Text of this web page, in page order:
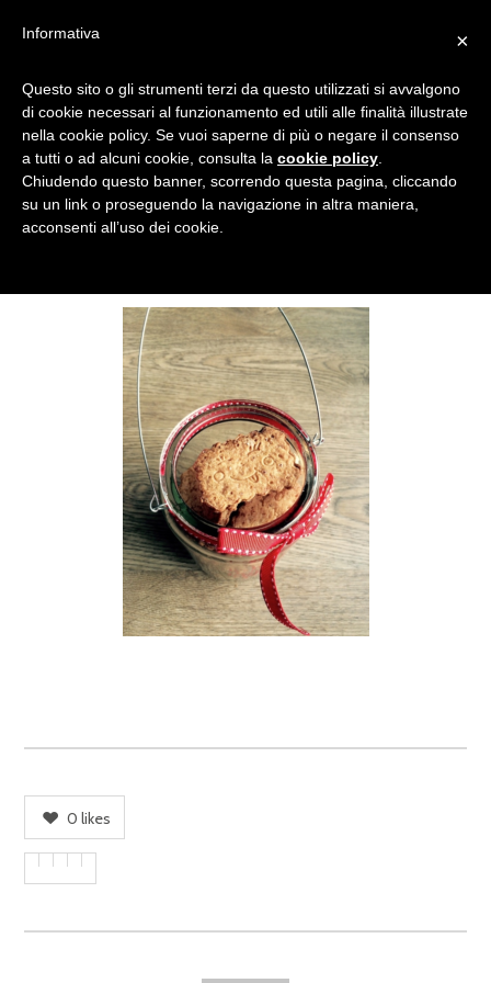
BISCOTTI ALLA CANNELLA
E ZENZERO NATALE DOLCI
PATTÌNI
0 likes
×
Informativa
Questo sito o gli strumenti terzi da questo utilizzati si avvalgono
di cookie necessari al funzionamento ed utili alle finalità illustrate
nella cookie policy. Se vuoi saperne di più o negare il consenso
a tutti o ad alcuni cookie, consulta la cookie policy
Chiudendo questo banner, scorrendo questa pagina, cliccando
su un link o proseguendo la navigazione in altra maniera,
acconsenti all’uso dei cookie.